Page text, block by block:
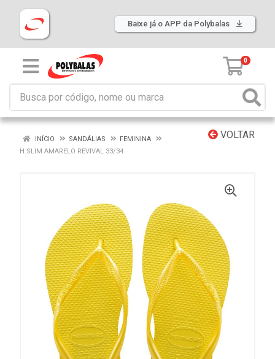
Baixe já o APP da Polybalas
0
VOLTAR
INÍCIO SANDÁLIAS
FEMININA
H.SLIM AMARELO REVIVAL 33/34